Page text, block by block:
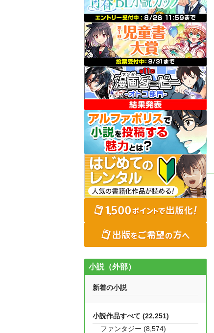
小説（外部）
新着の小説
小説作品すべて (22,251)
ファンタジー (8,574)